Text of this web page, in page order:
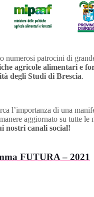
numerosi patrocini di
agricole alimentari e
degli Studi di Brescia.
l’importanza di una
aggiornato su tutte le
nostri canali social!
FUTURA – 2021